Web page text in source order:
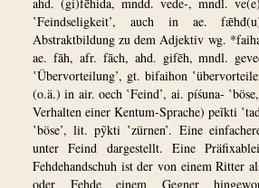
‛Feindseligkeit’, auch in ae.
Abstraktbildung zu dem Adjektiv wg.
ae. fāh, afr. fāch, ahd. gifēh, mndl.
‛Übervorteilung’, gt. bifaihon
(o.ä.) in air. oech ‛Feind’, ai. píśuna-
Verhalten einer Kentum-Sprache) peĩkti
‛böse’, lit. pỹkti ‛zürnen’. Eine
unter Feind dargestellt. Eine
Fehdehandschuh ist der von einem Ritter
oder Fehde einem Gegner